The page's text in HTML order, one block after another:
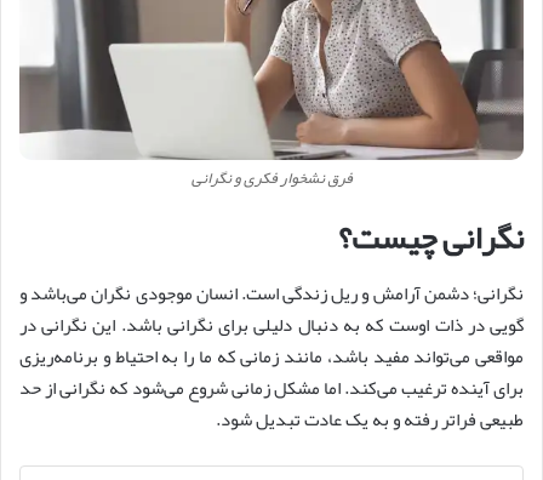
فرق نشخوار فکری و نگرانی
نگرانی چیست؟
نگرانی؛ دشمن آرامش و ریل زندگی است. انسان موجودی نگران می‌باشد و
گویی در ذات اوست که به دنبال دلیلی برای نگرانی باشد. این نگرانی در
مواقعی می‌تواند مفید باشد، مانند زمانی که ما را به احتیاط و برنامه‌ریزی
برای آینده ترغیب می‌کند. اما مشکل زمانی شروع می‌شود که نگرانی از حد
طبیعی فراتر رفته و به یک عادت تبدیل شود.